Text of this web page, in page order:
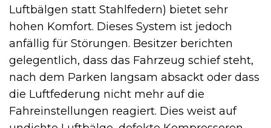
Luftbälgen statt Stahlfedern) bietet sehr
hohen Komfort. Dieses System ist jedoch
anfällig für Störungen. Besitzer berichten
gelegentlich, dass das Fahrzeug schief steht,
nach dem Parken langsam absackt oder dass
die Luftfederung nicht mehr auf die
Fahreinstellungen reagiert. Dies weist auf